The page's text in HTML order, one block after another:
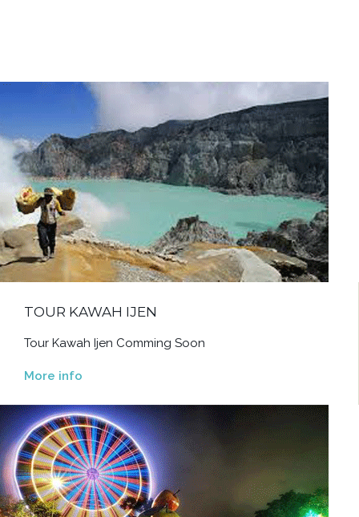
TOUR KAWAH IJEN
Tour Kawah Ijen Comming Soon
More info